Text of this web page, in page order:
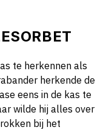
te herkennen als
herkende de
eens in de kas te
wilde hij alles over
bij het